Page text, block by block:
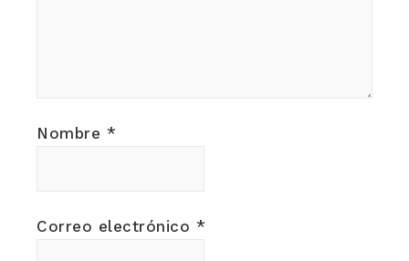
Nombre *
Correo electrónico *